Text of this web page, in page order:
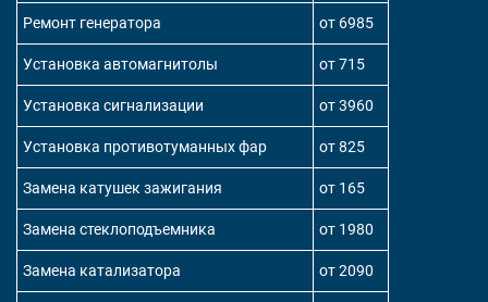
Ремонт генератора от 6985
Установка автомагнитолы от 715
Установка сигнализации от 3960
Установка противотуманных фар от 825
Замена катушек зажигания от 165
Замена стеклоподъемника от 1980
Замена катализатора от 2090